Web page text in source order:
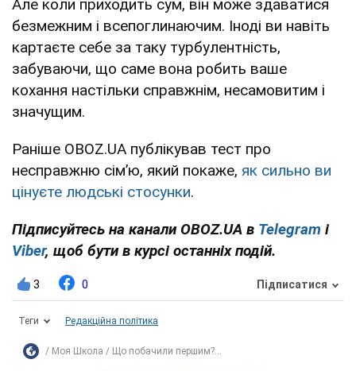
Але коли приходить сум, він може здаватися
безмежним і всепоглинаючим. Іноді ви навіть
картаєте себе за таку турбулентність,
забуваючи, що саме вона робить ваше
кохання настільки справжнім, несамовитим і
значущим.
Раніше OBOZ.UA публікував тест про
несправжню сім’ю, який покаже, як сильно ви
цінуєте людські стосунки.
Підписуйтесь на канали OBOZ.UA в Telegram і
Viber, щоб бути в курсі останніх подій.
3 0 Підписатися
Теги Редакційна політика
Моя Школа Що побачили першим?...